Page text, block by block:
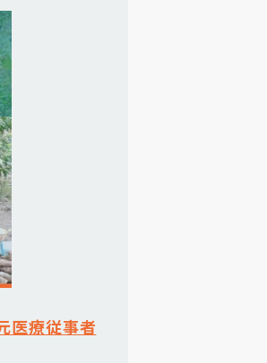
医療従事者